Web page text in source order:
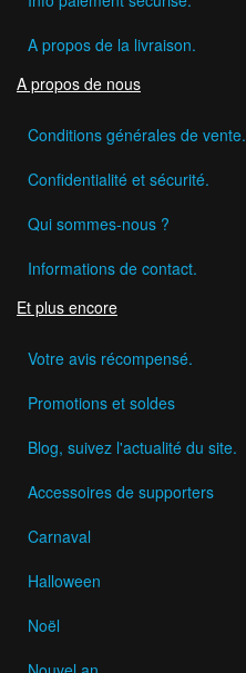
A propos de la livraison.
A propos de nous
Conditions générales de vente.
Confidentialité et sécurité.
Qui sommes-nous ?
Informations de contact.
Et plus encore
Votre avis récompensé.
Promotions et soldes
Blog, suivez l'actualité du site.
Accessoires de supporters
Carnaval
Halloween
Noël